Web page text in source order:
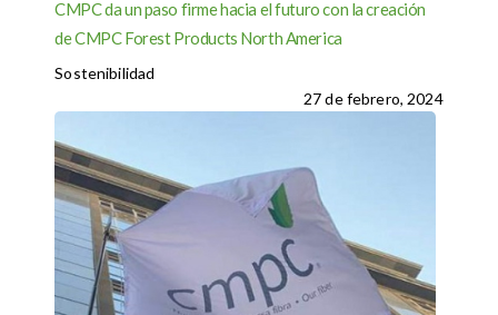
CMPC da un paso firme hacia el futuro con la creación
de CMPC Forest Products North America
Sostenibilidad
27 de febrero, 2024